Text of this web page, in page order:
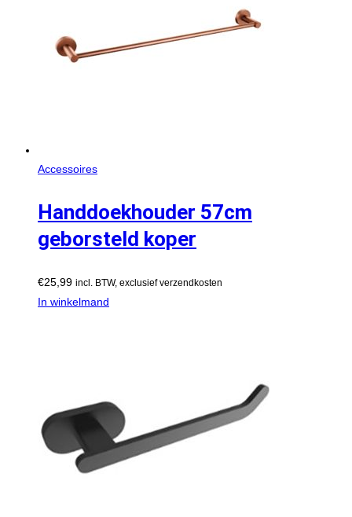
Accessoires
Handdoekhouder 57cm
geborsteld koper
€25,99 incl. BTW, exclusief verzendkosten
In winkelmand